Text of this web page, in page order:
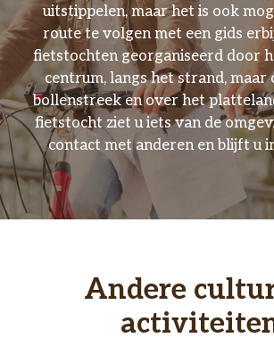
uitstippelen, maar het is ook
route te volgen met een gids
fietstochten georganiseerd door
centrum, langs het strand, maar
bollenstreek en over het
fietstocht ziet u iets van de
contact met anderen en blijft u
Andere